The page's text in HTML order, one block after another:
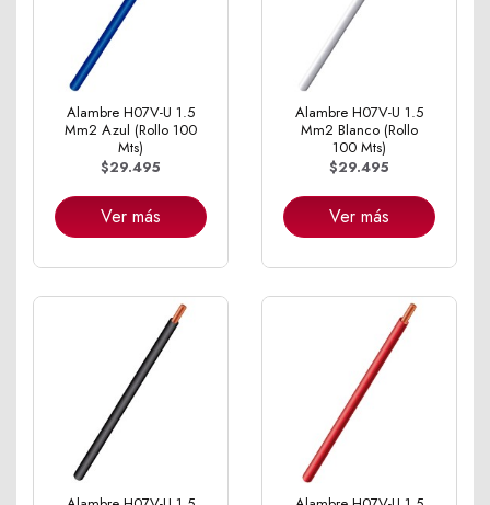
Alambre H07V-U 1.5
Mm2 Azul (Rollo 100
Mts)
$29.495
Ver más
Alambre H07V-U 1.5
Mm2 Blanco (Rollo
100 Mts)
$29.495
Ver más